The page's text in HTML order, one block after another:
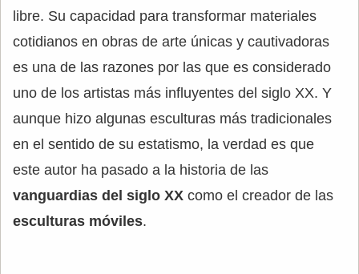
libre. Su capacidad para transformar materiales
cotidianos en obras de arte únicas y cautivadoras
es una de las razones por las que es considerado
uno de los artistas más influyentes del siglo XX. Y
aunque hizo algunas esculturas más tradicionales
en el sentido de su estatismo, la verdad es que
este autor ha pasado a la historia de las
vanguardias del siglo XX como el creador de las
esculturas móviles.